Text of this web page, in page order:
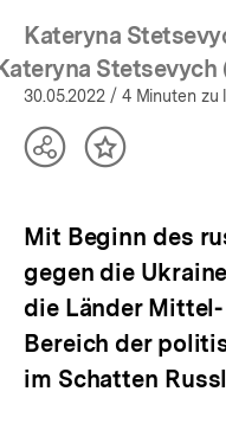
Kateryna
(Mehr
30.05.2022 / 4 Minuten zu
TeilenInhalt
Mit Beginn des
gegen die
die Länder
Bereich der
im Schatten